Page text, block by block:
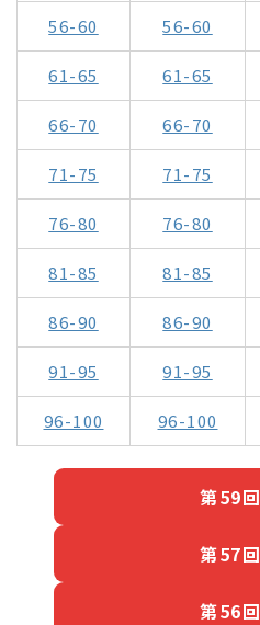
56-60 56-60
61-65 61-65
66-70 66-70
71-75 71-75
76-80 76-80
81-85 81-85
86-90 86-90
91-95 91-95
96-100 96-100
第59回
第57回
第56回